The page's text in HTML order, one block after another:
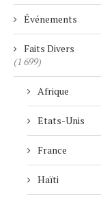
Événements
Faits Divers
(1 699)
Afrique
Etats-Unis
France
Haïti